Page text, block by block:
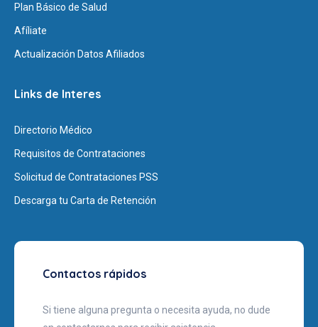
Plan Básico de Salud
Afíliate
Actualización Datos Afiliados
Links de Interes
Directorio Médico
Requisitos de Contrataciones
Solicitud de Contrataciones PSS
Descarga tu Carta de Retención
Contactos rápidos
Si tiene alguna pregunta o necesita ayuda, no dude